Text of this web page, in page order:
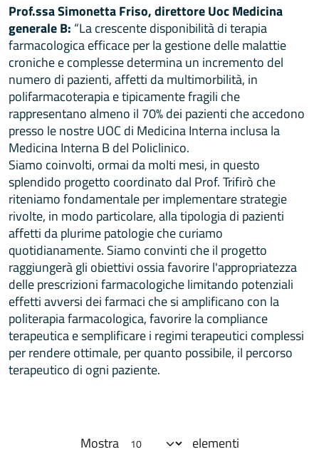
Prof.ssa Simonetta Friso, direttore Uoc Medicina
generale B: “La crescente disponibilità di terapia
farmacologica efficace per la gestione delle malattie
croniche e complesse determina un incremento del
numero di pazienti, affetti da multimorbilità, in
polifarmacoterapia e tipicamente fragili che
rappresentano almeno il 70% dei pazienti che accedono
presso le nostre UOC di Medicina Interna inclusa la
Medicina Interna B del Policlinico.
Siamo coinvolti, ormai da molti mesi, in questo
splendido progetto coordinato dal Prof. Trifirò che
riteniamo fondamentale per implementare strategie
rivolte, in modo particolare, alla tipologia di pazienti
affetti da plurime patologie che curiamo
quotidianamente. Siamo convinti che il progetto
raggiungerà gli obiettivi ossia favorire l'appropriatezza
delle prescrizioni farmacologiche limitando potenziali
effetti avversi dei farmaci che si amplificano con la
politerapia farmacologica, favorire la compliance
terapeutica e semplificare i regimi terapeutici complessi
per rendere ottimale, per quanto possibile, il percorso
terapeutico di ogni paziente.
Mostra
elementi